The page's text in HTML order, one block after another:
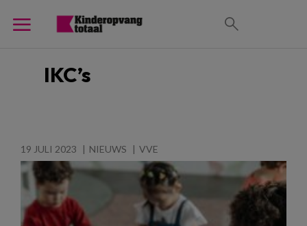
IKC’s
19 JULI 2023 NIEUWS VVE